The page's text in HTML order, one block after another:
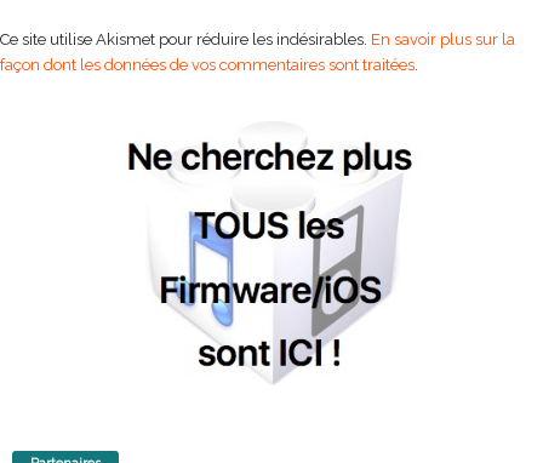
Ce site utilise Akismet pour réduire les indésirables. En savoir plus sur la
façon dont les données de vos commentaires sont traitées